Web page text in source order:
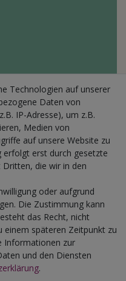
Technologien auf unserer
Daten von
IP-Adresse), um z.B.
Medien von
auf unsere Website zu
erfolgt erst durch gesetzte
die wir in den
oder aufgrund
Die Zustimmung kann
das Recht, nicht
einem späteren Zeitpunkt zu
Informationen zur
und den Diensten
.